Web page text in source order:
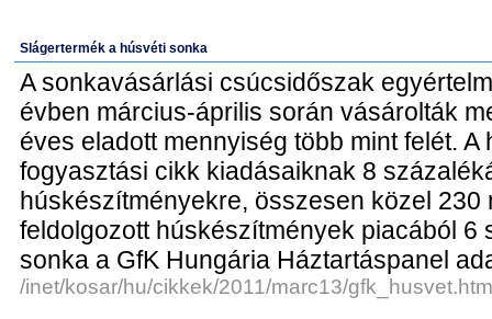
Slágertermék a húsvéti sonka
A sonkavásárlási csúcsidőszak
évben március-április során vásárolták
éves eladott mennyiség több mint felét.
fogyasztási cikk kiadásaiknak 8
húskészítményekre, összesen közel 230
feldolgozott húskészítmények piacából 6
sonka a GfK Hungária Háztartáspanel
/inet/kosar/hu/cikkek/2011/marc13/